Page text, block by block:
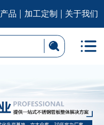
产品 加工定制 关于我们